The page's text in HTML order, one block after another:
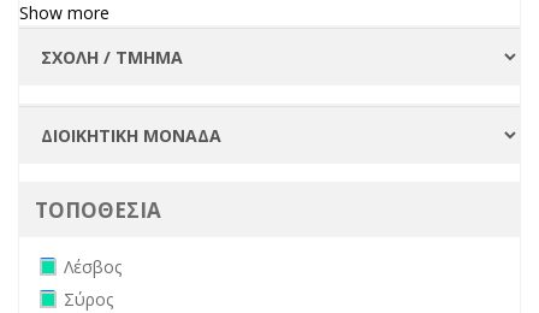
Show more
ΤΟΠΟΘΕΣΙΑ
Remove Λέσβος filter
Λέσβος
Remove Σύρος filter
Σύρος